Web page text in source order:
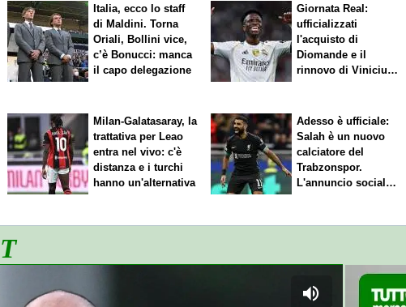
Italia, ecco lo staff
di Maldini. Torna
Oriali, Bollini vice,
c’è Bonucci: manca
il capo delegazione
Giornata Real:
ufficializzati
l'acquisto di
Diomande e il
rinnovo di Vinicius.
Milan-Galatasaray, la
trattativa per Leao
entra nel vivo: c'è
distanza e i turchi
hanno un'alternativa
Adesso è ufficiale:
Salah è un nuovo
calciatore del
Trabzonspor.
L'annuncio social